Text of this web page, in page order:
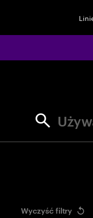
Wyczyść filtry